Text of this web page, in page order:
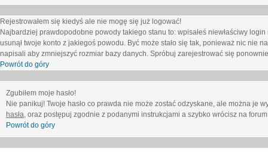
Rejestrowałem się kiedyś ale nie mogę się już logować!
Najbardziej prawdopodobne powody takiego stanu to: wpisałeś niewłaściwy
usunął twoje konto z jakiegoś powodu. Być może stało się tak, ponieważ nic nie
napisali aby zmniejszyć rozmiar bazy danych. Spróbuj zarejestrować się
Powrót do góry
Zgubiłem moje hasło!
Nie panikuj! Twoje hasło co prawda nie może zostać odzyskane, ale można je
hasła, oraz postępuj zgodnie z podanymi instrukcjami a szybko wrócisz na forum
Powrót do góry